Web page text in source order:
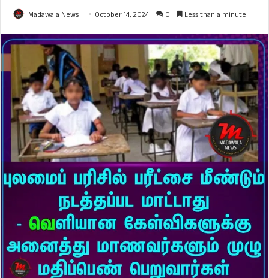
Madawala News October 14, 2024 0 Less than a minute